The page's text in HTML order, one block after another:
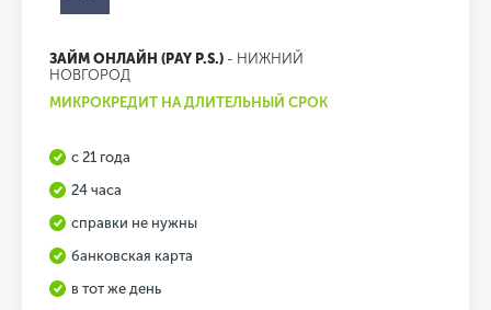
ЗАЙМ ОНЛАЙН (PAY P.S.) - НИЖНИЙ
НОВГОРОД
МИКРОКРЕДИТ НА ДЛИТЕЛЬНЫЙ СРОК
с 21 года
24 часа
справки не нужны
банковская карта
в тот же день